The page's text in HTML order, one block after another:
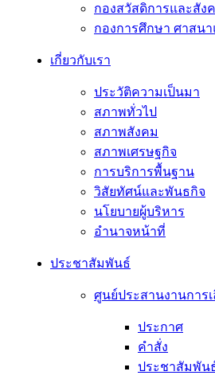
กองสวัสดิการและสัง
กองการศึกษา ศาสน
เกี่ยวกับเรา
ประวัติความเป็นมา
สภาพทั่วไป
สภาพสังคม
สภาพเศรษฐกิจ
การบริการพื้นฐาน
วิสัยทัศน์และพันธกิจ
นโยบายผู้บริหาร
อํานาจหน้าที่
ประชาสัมพันธ์
ศูนย์ประสานงานการ
ประกาศ
คำสั่ง
ประชาสัมพัน